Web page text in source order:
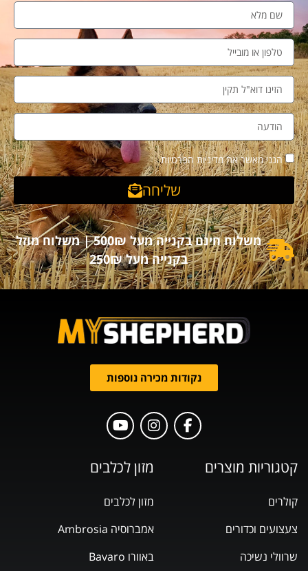
הנני מאשר את מדיניות הפרטיות
שליחה
משלוח חינם בקנייה מעל 500₪ | משלוח מוזל
בקנייה מעל 250₪
מזון לכלבים
מזון לכלבים
אמברוסיה Ambrosia
באוורו Bavaro
קטגוריות מוצרים
קולרים
צעצועים וכדורים
שרוולי נשיכה
נקודות מכירה נוספות